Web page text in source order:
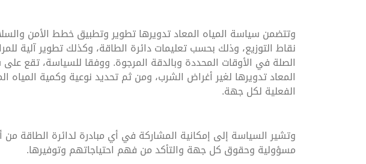
وتتضمن سياسة المياه المعاد تدويرها تطوير وتطبيق خطط الأمن
نقاط التوزيع، وذلك بحسب تعليمات دائرة الطاقة، وكذلك تطوير آلية
الصلة في الأوقات المحددة وبالدقة المرجوة. ووفقا للسياسة، تقع
المعاد تدويرها لغير أغراض الشرب، ومن ثم تحديد نوعية وكمية المياه
الفعلية لكل جهة.
وتشير السياسة إلى إمكانية المشاركة في أي مبادرة لدائرة الطاقة من
مسؤولية وحقوق كل جهة والتأكد من فهم احتياجاتهم وتوفيرها.